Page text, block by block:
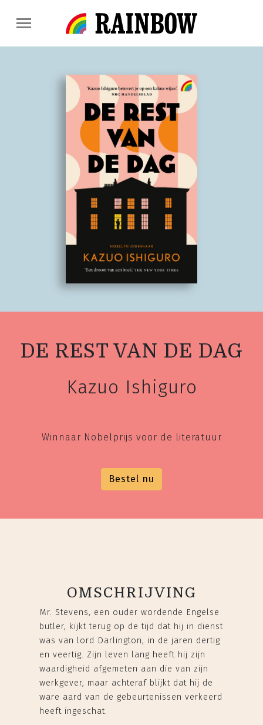
DE REST VAN DE DAG
Kazuo Ishiguro
Winnaar Nobelprijs voor de literatuur
Bestel nu
OMSCHRIJVING
Mr. Stevens, een ouder wordende Engelse
butler, kijkt terug op de tijd dat hij in dienst
was van lord Darlington, in de jaren dertig
en veertig. Zijn leven lang heeft hij zijn
waardigheid afgemeten aan die van zijn
werkgever, maar achteraf blijkt dat hij de
ware aard van de gebeurtenissen verkeerd
heeft ingeschat.